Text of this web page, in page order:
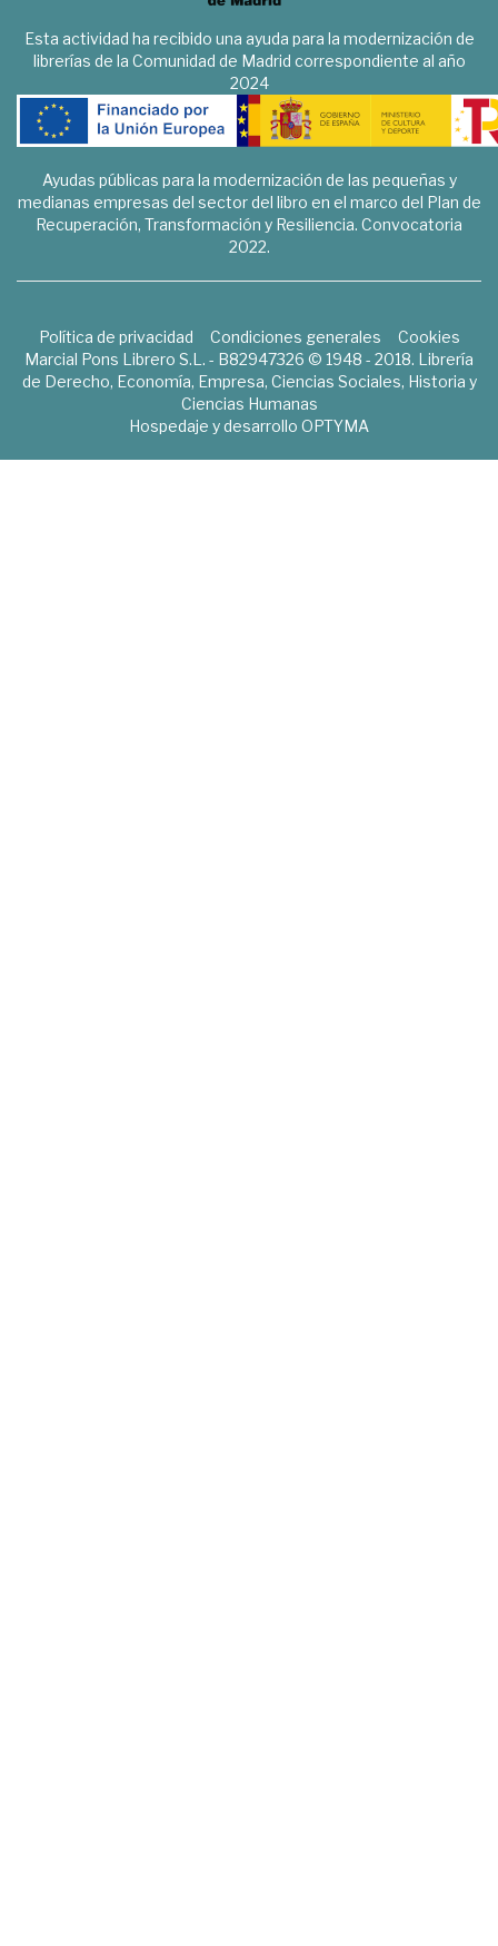
Esta actividad ha recibido una ayuda para la modernización de
librerías de la Comunidad de Madrid correspondiente al año
2024
Ayudas públicas para la modernización de las pequeñas y
medianas empresas del sector del libro en el marco del Plan de
Recuperación, Transformación y Resiliencia. Convocatoria
2022.
Política de privacidad Condiciones generales
Cookies
Marcial Pons Librero S.L. - B82947326 © 1948 - 2018. Librería
de Derecho, Economía, Empresa, Ciencias Sociales, Historia y
Ciencias Humanas
Hospedaje y desarrollo OPTYMA